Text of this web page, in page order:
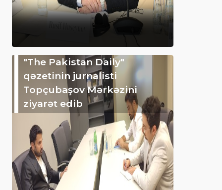
"The Pakistan Daily"
qəzetinin jurnalisti
Topçubaşov Mərkəzini
ziyarət edib